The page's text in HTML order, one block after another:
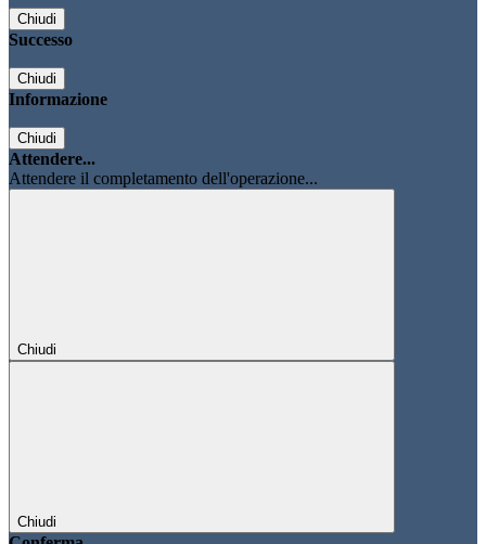
Chiudi
Successo
Chiudi
Informazione
Chiudi
Attendere...
Attendere il completamento dell'operazione...
Chiudi
Chiudi